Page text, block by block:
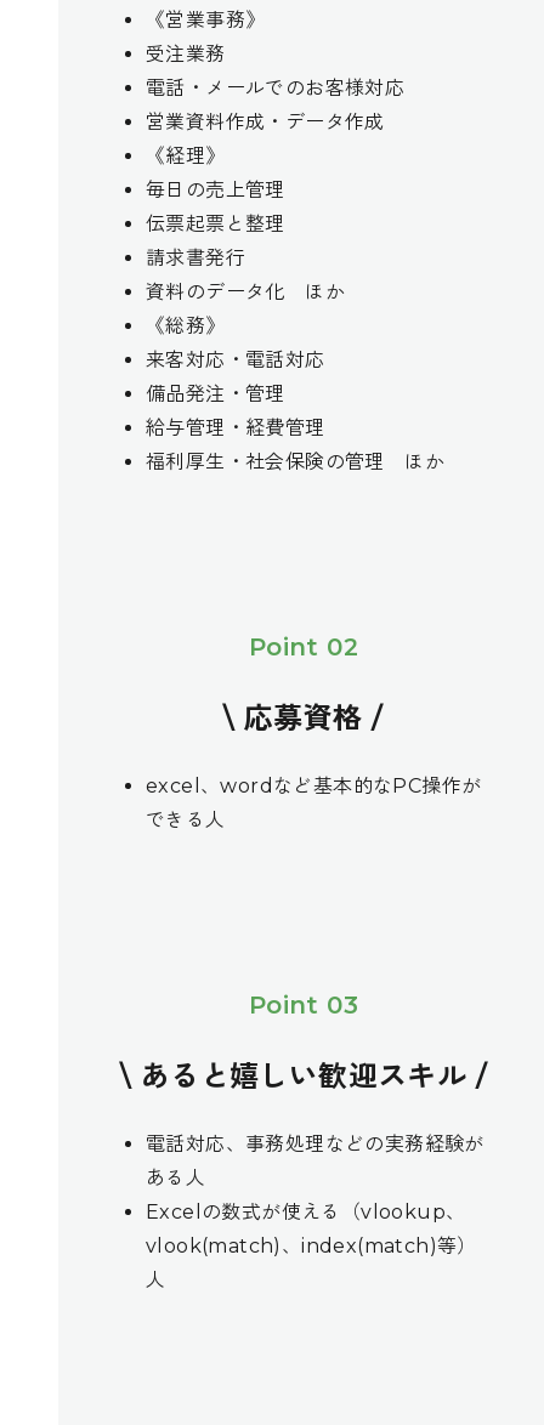
《営業事務》
受注業務
電話・メールでのお客様対応
営業資料作成・データ作成
《経理》
毎日の売上管理
伝票起票と整理
請求書発行
資料のデータ化 ほか
《総務》
来客対応・電話対応
備品発注・管理
給与管理・経費管理
福利厚生・社会保険の管理 ほか
Point 02
\ 応募資格 /
excel、wordなど基本的なPC操作が
できる人
Point 03
\ あると嬉しい歓迎スキル /
電話対応、事務処理などの実務経験が
ある人
Excelの数式が使える（vlookup、
vlook(match)、index(match)等）
人